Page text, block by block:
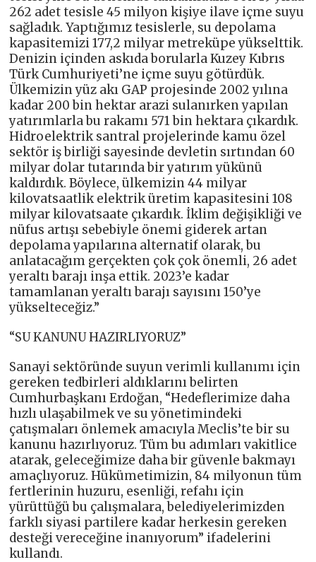
262 adet tesisle 45 milyon kişiye ilave içme suyu
sağladık. Yaptığımız tesislerle, su depolama
kapasitemizi 177,2 milyar metreküpe yükselttik.
Denizin içinden askıda borularla Kuzey Kıbrıs
Türk Cumhuriyeti’ne içme suyu götürdük.
Ülkemizin yüz akı GAP projesinde 2002 yılına
kadar 200 bin hektar arazi sulanırken yapılan
yatırımlarla bu rakamı 571 bin hektara çıkardık.
Hidroelektrik santral projelerinde kamu özel
sektör iş birliği sayesinde devletin sırtından 60
milyar dolar tutarında bir yatırım yükünü
kaldırdık. Böylece, ülkemizin 44 milyar
kilovatsaatlik elektrik üretim kapasitesini 108
milyar kilovatsaate çıkardık. İklim değişikliği ve
nüfus artışı sebebiyle önemi giderek artan
depolama yapılarına alternatif olarak, bu
anlatacağım gerçekten çok çok önemli, 26 adet
yeraltı barajı inşa ettik. 2023’e kadar
tamamlanan yeraltı barajı sayısını 150’ye
yükselteceğiz.”
“SU KANUNU HAZIRLIYORUZ”
Sanayi sektöründe suyun verimli kullanımı için
gereken tedbirleri aldıklarını belirten
Cumhurbaşkanı Erdoğan, “Hedeflerimize daha
hızlı ulaşabilmek ve su yönetimindeki
çatışmaları önlemek amacıyla Meclis’te bir su
kanunu hazırlıyoruz. Tüm bu adımları vakitlice
atarak, geleceğimize daha bir güvenle bakmayı
amaçlıyoruz. Hükümetimizin, 84 milyonun tüm
fertlerinin huzuru, esenliği, refahı için
yürüttüğü bu çalışmalara, belediyelerimizden
farklı siyasi partilere kadar herkesin gereken
desteği vereceğine inanıyorum” ifadelerini
kullandı.